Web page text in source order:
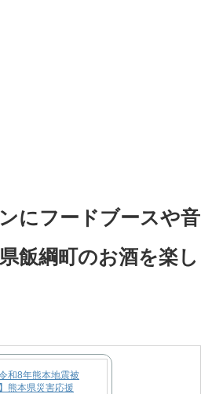
にフードブースや音
飯綱町のお酒を楽し
和8年熊本地震被
熊本県災害応援